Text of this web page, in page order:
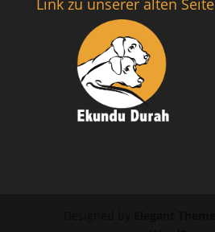
Link zu unserer alten Seite